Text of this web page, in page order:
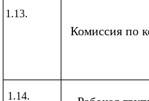
1.13.
Комиссия по
1.14.